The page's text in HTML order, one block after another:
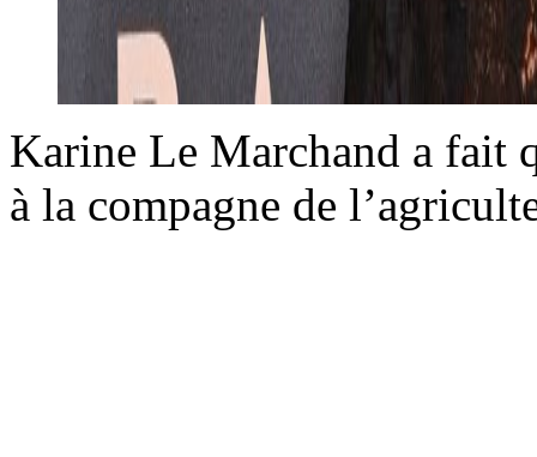
Karine Le Marchand a fait
à la compagne de